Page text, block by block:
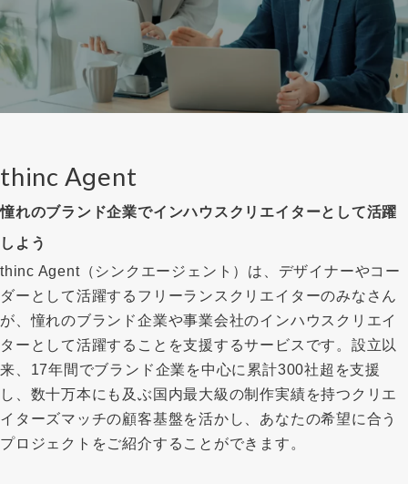
thinc Agent
憧れのブランド企業でインハウスクリエイターとして活躍
しよう
thinc Agent（シンクエージェント）は、デザイナーやコー
ダーとして活躍するフリーランスクリエイターのみなさん
が、憧れのブランド企業や事業会社のインハウスクリエイ
ターとして活躍することを支援するサービスです。設立以
来、17年間でブランド企業を中心に累計300社超を支援
し、数十万本にも及ぶ国内最大級の制作実績を持つクリエ
イターズマッチの顧客基盤を活かし、あなたの希望に合う
プロジェクトをご紹介することができます。